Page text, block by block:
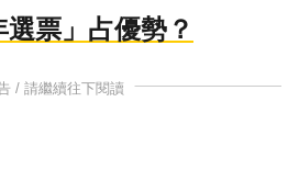
票」占優勢？
/ 請繼續往下閱讀